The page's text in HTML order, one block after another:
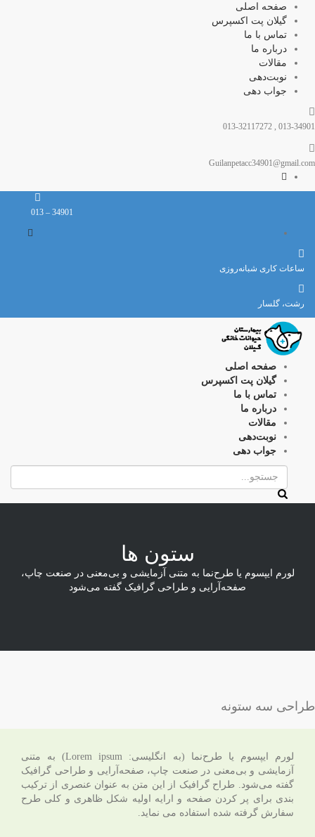
صفحه اصلی
گیلان پت اکسپرس
تماس با ما
درباره ما
مقالات
نوبت‌دهی
جواب دهی
013-34901 , 013-32117272
Guilanpetacc34901@gmail.com
34901 – 013
ساعات کاری شبانه‌روزی
رشت، گلسار
صفحه اصلی
گیلان پت اکسپرس
تماس با ما
درباره ما
مقالات
نوبت‌دهی
جواب دهی
ستون ها
لورم ایپسوم یا طرح‌نما به متنی آزمایشی و بی‌معنی در صنعت چاپ،
صفحه‌آرایی و طراحی گرافیک گفته می‌شود
طراحی سه ستونه
لورم ایپسوم یا طرح‌نما (به انگلیسی: Lorem ipsum) به متنی
آزمایشی و بی‌معنی در صنعت چاپ، صفحه‌آرایی و طراحی گرافیک
گفته می‌شود. طراح گرافیک از این متن به عنوان عنصری از ترکیب
بندی برای پر کردن صفحه و ارایه اولیه شکل ظاهری و کلی طرح
سفارش گرفته شده استفاده می نماید.